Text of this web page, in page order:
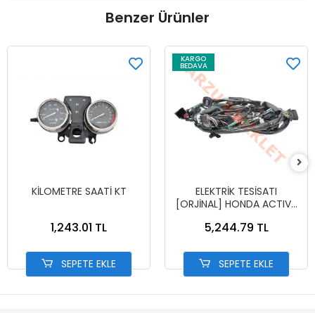
Benzer Ürünler
KİLOMETRE SAATİ KT
1,243.01 TL
SEPETE EKLE
KARGO
BEDAVA
ELEKTRİK TESİSATI
[ORJİNAL] HONDA ACTIVA
5,244.79 TL
SEPETE EKLE